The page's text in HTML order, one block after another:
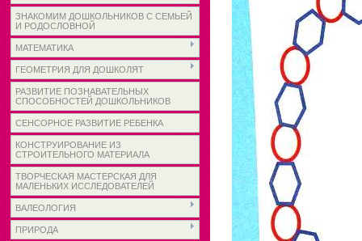
ЗНАКОМИМ ДОШКОЛЬНИКОВ С СЕМЬЕЙ
И РОДОСЛОВНОЙ
МАТЕМАТИКА
ГЕОМЕТРИЯ ДЛЯ ДОШКОЛЯТ
РАЗВИТИЕ ПОЗНАВАТЕЛЬНЫХ
СПОСОБНОСТЕЙ ДОШКОЛЬНИКОВ
СЕНСОРНОЕ РАЗВИТИЕ РЕБЕНКА
КОНСТРУИРОВАНИЕ ИЗ
СТРОИТЕЛЬНОГО МАТЕРИАЛА
ТВОРЧЕСКАЯ МАСТЕРСКАЯ ДЛЯ
МАЛЕНЬКИХ ИССЛЕДОВАТЕЛЕЙ
ВАЛЕОЛОГИЯ
ПРИРОДА